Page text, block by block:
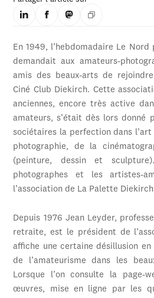
En 1949, l’hebdomadaire Le
demandait aux amateurs-
amis des beaux-arts de
Ciné Club Diekirch. Cette
anciennes, encore très active
amateurs, s’était dès lors donné
sociétaires la perfection dans
photographie, de la
(peinture, dessin et
photographes et les artistes-
l’association de La Palette
Depuis 1976 Jean Leyder,
retraite, est le président de
affiche une certaine désillusion en
de l’amateurisme dans les
Lorsque l’on consulte la page-
œuvres, mise en ligne par les